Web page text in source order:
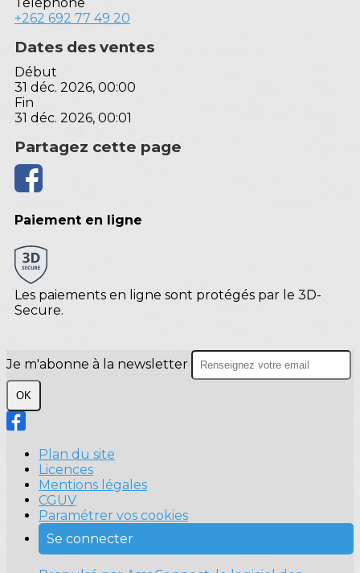
+262 692 77 49 20
Dates des ventes
Début
31 déc. 2026, 00:00
Fin
31 déc. 2026, 00:01
Partagez cette page
Paiement en ligne
Les paiements en ligne sont protégés par le 3D-
Secure.
Je m'abonne à la newsletter
OK
Plan du site
Licences
Mentions légales
CGUV
Paramétrer vos cookies
Se connecter